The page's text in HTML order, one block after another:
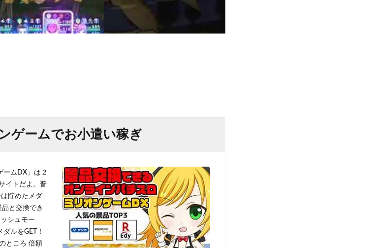
ゲームでお小遣い稼ぎ
ームDX」は２
イトだよ。普
貯めたメダ
と交換でき
シュモー
ルをGET！
ところ 倍額